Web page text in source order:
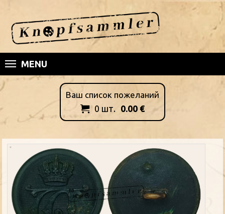
MENU
Ваш список пожеланий
 0 шт. 0.00 €